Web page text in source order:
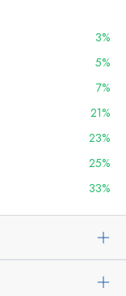
3%
5%
7%
21%
23%
25%
33%